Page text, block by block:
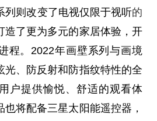
列则改变了电视仅限于视听的
造了更为多元的家居体验，开
程。2022年画壁系列与画境
光、防反射和防指纹特性的全
户提供愉悦、舒适的观看体
将配备三星太阳能遥控器，